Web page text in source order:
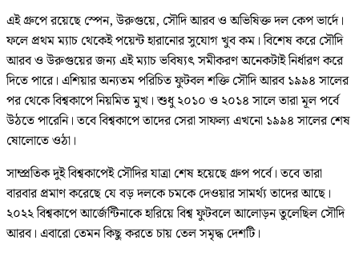
এই গ্রুপে রয়েছে স্পেন, উরুগুয়ে, সৌদি আরব ও অভিষিক্ত দল কেপ ভার্দে।
ফলে প্রথম ম্যাচ থেকেই পয়েন্ট হারানোর সুযোগ খুব কম। বিশেষ করে সৌদি
আরব ও উরুগুয়ের জন্য এই ম্যাচ ভবিষ্যৎ সমীকরণ অনেকটাই নির্ধারণ করে
দিতে পারে। এশিয়ার অন্যতম পরিচিত ফুটবল শক্তি সৌদি আরব ১৯৯৪ সালের
পর থেকে বিশ্বকাপে নিয়মিত মুখ। শুধু ২০১০ ও ২০১৪ সালে তারা মূল পর্বে
উঠতে পারেনি। তবে বিশ্বকাপে তাদের সেরা সাফল্য এখনো ১৯৯৪ সালের শেষ
ষোলোতে ওঠা।
সাম্প্রতিক দুই বিশ্বকাপেই সৌদির যাত্রা শেষ হয়েছে গ্রুপ পর্বে। তবে তারা
বারবার প্রমাণ করেছে যে বড় দলকে চমকে দেওয়ার সামর্থ্য তাদের আছে।
২০২২ বিশ্বকাপে আর্জেন্টিনাকে হারিয়ে বিশ্ব ফুটবলে আলোড়ন তুলেছিল সৌদি
আরব। এবারো তেমন কিছু করতে চায় তেল সমৃদ্ধ দেশটি।